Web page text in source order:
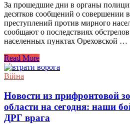
За прошедшие дни в органы
десятков сообщений о
преступлений против мирного
сообщают о последствиях
населенных пунктах Ореховской …
Read More
Війна
Новости из прифронтовой
области на сегодня: наши
ДРГ врага